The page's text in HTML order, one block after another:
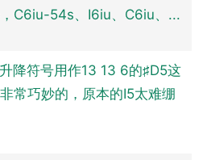
C6iu-54s、I6iu、C6iu、...
降符号用作13 13 6的♯D5这
常巧妙的，原本的I5太难绷